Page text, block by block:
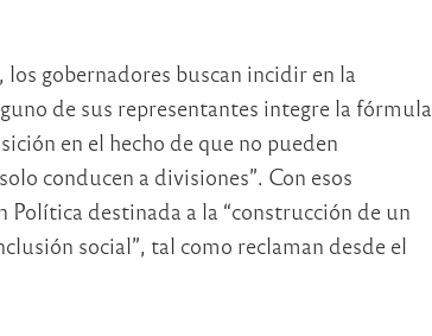
gobernadores buscan incidir en la
de sus representantes integre la fórmula
en el hecho de que no pueden
conducen a divisiones”. Con esos
destinada a la “construcción de un
social”, tal como reclaman desde el